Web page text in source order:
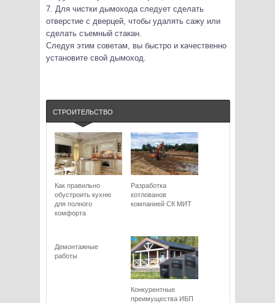
7. Для чистки дымохода следует сделать
отверстие с дверцей, чтобы удалять сажу или
сделать съемный стакан.
Следуя этим советам, вы быстро и качественно
установите свой дымоход.
СТРОИТЕЛЬСТВО
Как правильно
обустроить кухню
для полного
комфорта
Разработка
котлованов
компанией СК МИТ
Демонтажные
работы
Конкурентные
преимущества ИБП